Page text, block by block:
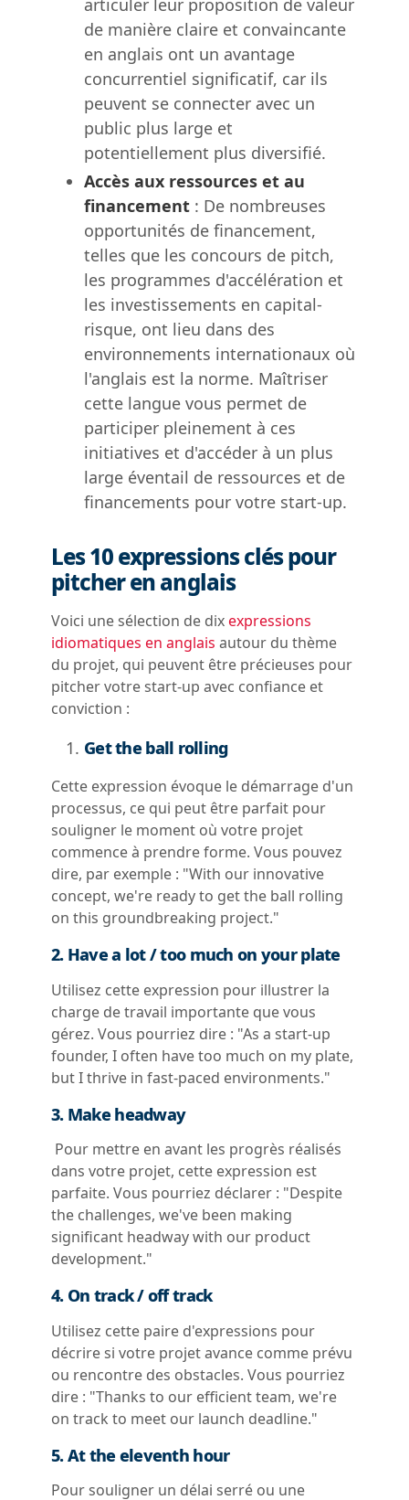
articuler leur proposition de valeur
de manière claire et convaincante
en anglais ont un avantage
concurrentiel significatif, car ils
peuvent se connecter avec un
public plus large et
potentiellement plus diversifié.
Accès aux ressources et au
financement : De nombreuses
opportunités de financement,
telles que les concours de pitch,
les programmes d'accélération et
les investissements en capital-
risque, ont lieu dans des
environnements internationaux où
l'anglais est la norme. Maîtriser
cette langue vous permet de
participer pleinement à ces
initiatives et d'accéder à un plus
large éventail de ressources et de
financements pour votre start-up.
Les 10 expressions clés pour
pitcher en anglais
Voici une sélection de dixexpressions
idiomatiques en anglais autour du thème
du projet, qui peuvent être précieuses pour
pitcher votre start-up avec confiance et
conviction :
Get the ball rolling
Cette expression évoque le démarrage d'un
processus, ce qui peut être parfait pour
souligner le moment où votre projet
commence à prendre forme. Vous pouvez
dire, par exemple : "With our innovative
concept, we're ready to get the ball rolling
on this groundbreaking project."
2. Have a lot / too much on your plate
Utilisez cette expression pour illustrer la
charge de travail importante que vous
gérez. Vous pourriez dire : "As a start-up
founder, I often have too much on my plate,
but I thrive in fast-paced environments."
3. Make headway
Pour mettre en avant les progrès réalisés
dans votre projet, cette expression est
parfaite. Vous pourriez déclarer : "Despite
the challenges, we've been making
significant headway with our product
development."
4. On track / off track
Utilisez cette paire d'expressions pour
décrire si votre projet avance comme prévu
ou rencontre des obstacles. Vous pourriez
dire : "Thanks to our efficient team, we're
on track to meet our launch deadline."
5. At the eleventh hour
Pour souligner un délai serré ou une